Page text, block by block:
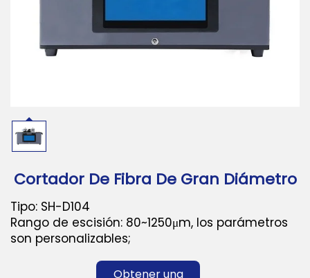
Cortador De Fibra De Gran Diámetro
Tipo: SH-D104
Rango de escisión: 80~1250μm, los parámetros
son personalizables;
Obtener una